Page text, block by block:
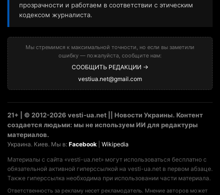
прозрачности и работаем в соответствии с этическим
кодексом журналиста.
Мы стремимся к максимальной точности, но если вы заметили
ошибку — пожалуйста, сообщите нам:
СООБЩИТЬ РЕДАКЦИИ →
vestiua.net@gmail.com
21+ | © 2012-2026 vesti-ua.net || Новости Украины. Контент
создается людьми: мы не используем ИИ для редактуры
материалов.
Украина. Киев. Мы в: Facebook Wikipedia
Материалы с сайта «vesti-ua.net» могут использоваться бесплатно с
обязательной активной гиперссылкой на vesti-ua.net в первом абзаце.
Также гиперссылка необходима при использовании части материала.
Ответственность за рекламу несет рекламодатель. Мнение авторов может